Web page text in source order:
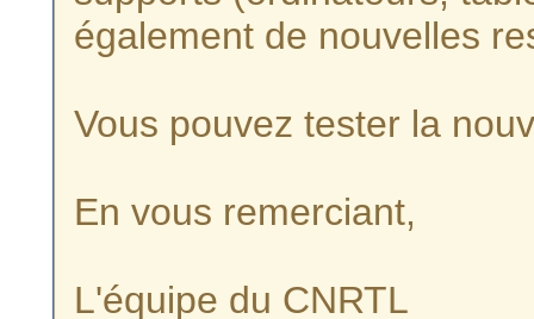
également de nouvelles
Vous pouvez tester la
En vous remerciant,
L'équipe du CNRTL